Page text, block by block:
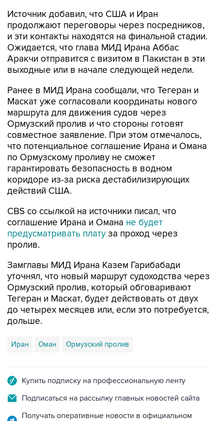
Источник добавил, что США и Иран
продолжают переговоры через посредников,
и эти контакты находятся на финальной стадии.
Ожидается, что глава МИД Ирана Аббас
Аракчи отправится с визитом в Пакистан в эти
выходные или в начале следующей недели.
Ранее в МИД Ирана сообщали, что Тегеран и
Маскат уже согласовали координаты нового
маршрута для движения судов через
Ормузский пролив и что стороны готовят
совместное заявление. При этом отмечалось,
что потенциальное соглашение Ирана и Омана
по Ормузскому проливу не сможет
гарантировать безопасность в водном
коридоре из-за риска дестабилизирующих
действий США.
CBS со ссылкой на источники писал, что
соглашение Ирана и Омана не будет
предусматривать плату за проход через
пролив.
Замглавы МИД Ирана Казем Гарибабади
уточнял, что новый маршрут судоходства через
Ормузский пролив, который обговаривают
Тегеран и Маскат, будет действовать от двух
до четырех месяцев или, если это потребуется,
дольше.
Иран Оман Ормузский пролив
Купить подписку на профессиональную ленту
Подписаться на рассылку главных новостей сайта
Получать оперативные новости в официальном